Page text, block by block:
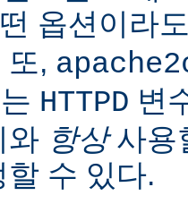
옵션이라
또,
HTTPD 변
와 항상사용
할 수 있다.